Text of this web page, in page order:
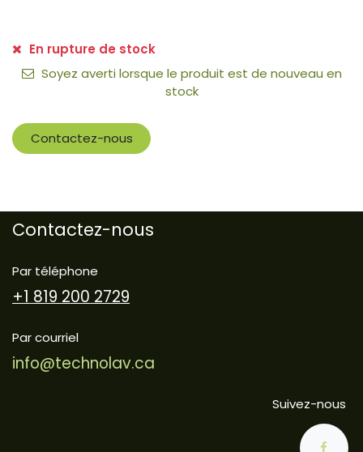
En rupture de stock
Soyez averti lorsque le produit est de nouveau en
stock
Contactez-nous
Contactez-nous
Par téléphone
+1 819 200 2729
Par courriel
info@technolav.ca
Suivez-nous